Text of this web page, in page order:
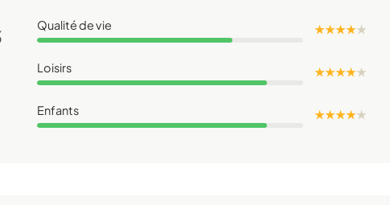
Qualité de vie ★ ★ ★ ★★
Loisirs ★ ★ ★ ★★
Enfants ★ ★ ★ ★★